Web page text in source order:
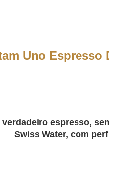
Uno Espresso
espresso,
Swiss Water, com